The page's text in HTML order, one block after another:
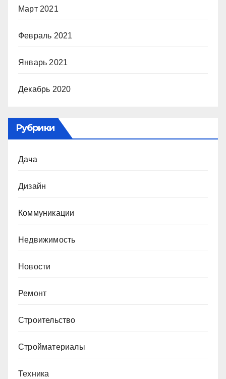
Март 2021
Февраль 2021
Январь 2021
Декабрь 2020
Рубрики
Дача
Дизайн
Коммуникации
Недвижимость
Новости
Ремонт
Строительство
Стройматериалы
Техника